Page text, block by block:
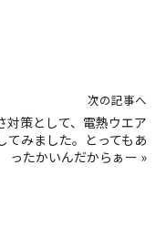
次の記事へ
対策として、電熱ウエア
てみました。とってもあ
ったかいんだからぁー »